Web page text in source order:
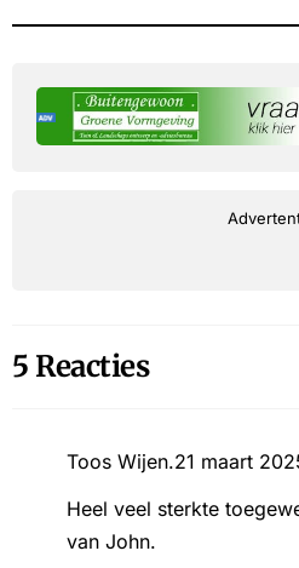
5 Reacties
Toos Wijen.21 maart
Heel veel sterkte
van John.